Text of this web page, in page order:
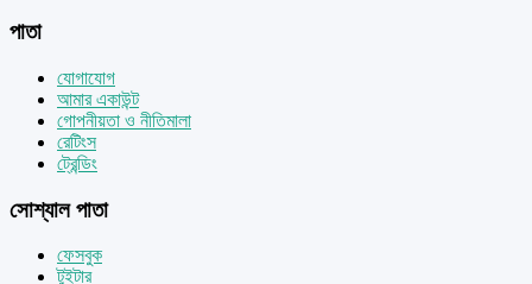
পাতা
যোগাযোগ
আমার একাউন্ট
গোপনীয়তা ও নীতিমালা
রেটিংস
ট্রেন্ডিং
সোশ্যাল পাতা
ফেসবুক
টুইটার